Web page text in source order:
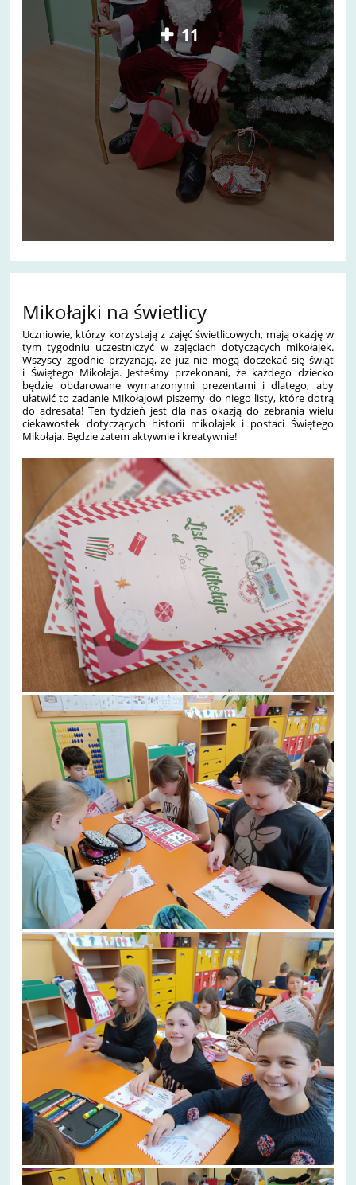
11
Mikołajki na świetlicy
Uczniowie, którzy korzystają z zajęć świetlicowych, mają okazję w
tym tygodniu uczestniczyć w zajęciach dotyczących mikołajek.
Wszyscy zgodnie przyznają, że już nie mogą doczekać się świąt
i Świętego Mikołaja. Jesteśmy przekonani, że każdego dziecko
będzie obdarowane wymarzonymi prezentami i dlatego, aby
ułatwić to zadanie Mikołajowi piszemy do niego listy, które dotrą
do adresata! Ten tydzień jest dla nas okazją do zebrania wielu
ciekawostek dotyczących historii mikołajek i postaci Świętego
Mikołaja. Będzie zatem aktywnie i kreatywnie!